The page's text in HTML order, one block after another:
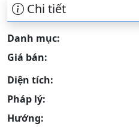
Chi tiết
Danh mục:
Giá bán:
Diện tích:
Pháp lý:
Hướng: